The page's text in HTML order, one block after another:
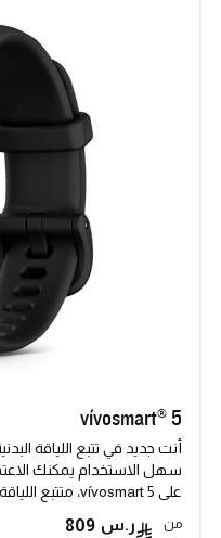
vívosmart® 5
أنت جديد في تتبع اللياقة
سهل الاستخدام يمكنك
على vívosmart 5، متتبع اللياقة البدنية الذي تحتاجه لدعم أهدافك.
من 809